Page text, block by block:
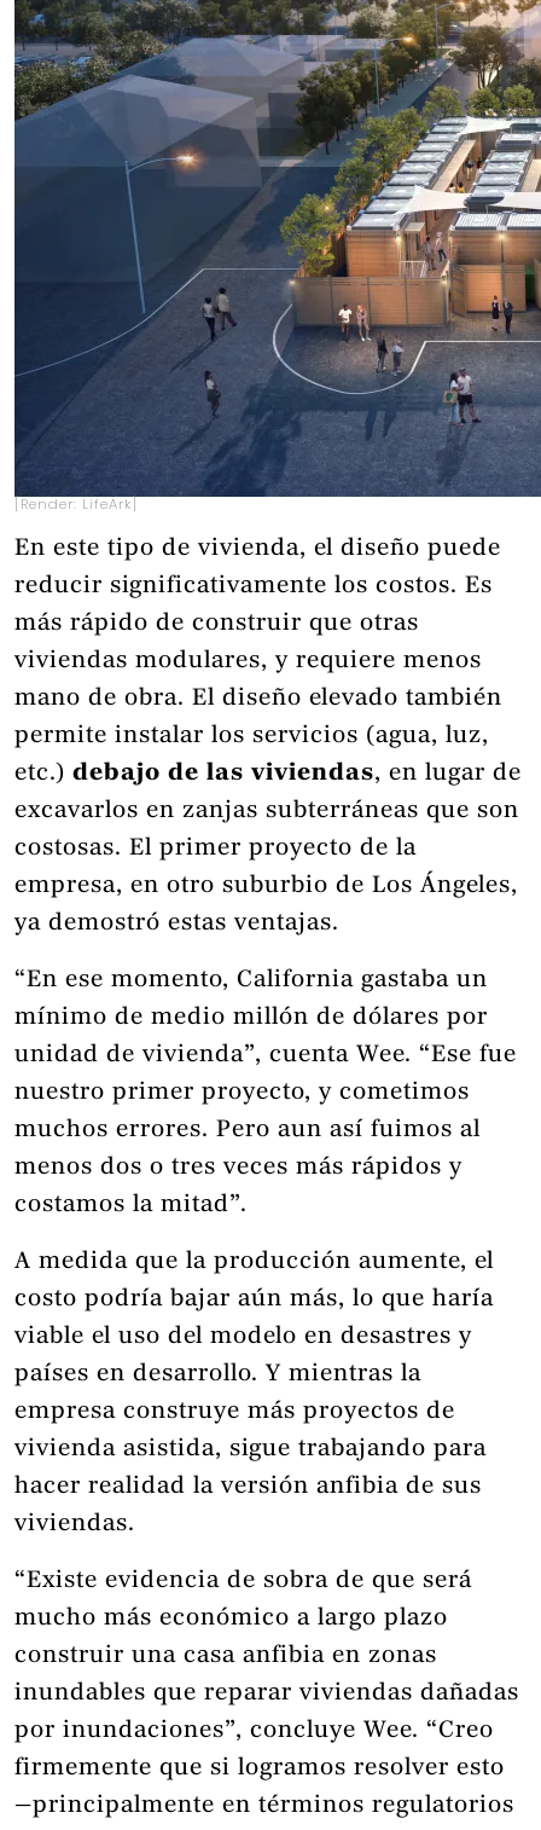
[Render: LifeArk]
En este tipo de vivienda, el diseño puede
reducir significativamente los costos. Es
más rápido de construir que otras
viviendas modulares, y requiere menos
mano de obra. El diseño elevado también
permite instalar los servicios (agua, luz,
etc.) debajo de las viviendas, en lugar de
excavarlos en zanjas subterráneas que son
costosas. El primer proyecto de la
empresa, en otro suburbio de Los Ángeles,
ya demostró estas ventajas.
“En ese momento, California gastaba un
mínimo de medio millón de dólares por
unidad de vivienda”, cuenta Wee. “Ese fue
nuestro primer proyecto, y cometimos
muchos errores. Pero aun así fuimos al
menos dos o tres veces más rápidos y
costamos la mitad”.
A medida que la producción aumente, el
costo podría bajar aún más, lo que haría
viable el uso del modelo en desastres y
países en desarrollo. Y mientras la
empresa construye más proyectos de
vivienda asistida, sigue trabajando para
hacer realidad la versión anfibia de sus
viviendas.
“Existe evidencia de sobra de que será
mucho más económico a largo plazo
construir una casa anfibia en zonas
inundables que reparar viviendas dañadas
por inundaciones”, concluye Wee. “Creo
firmemente que si logramos resolver esto
—principalmente en términos regulatorios